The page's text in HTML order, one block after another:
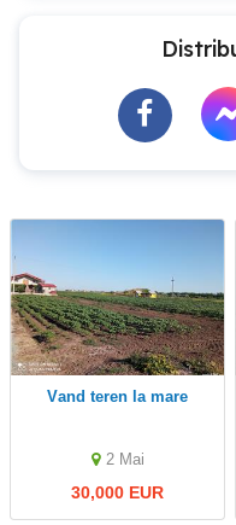
Vand teren la mare
2 Mai
30,000 EUR